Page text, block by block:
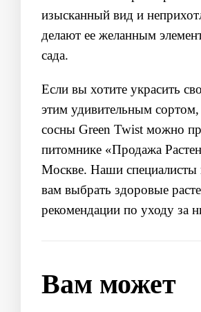
изысканный вид и
делают ее желанным
сада.
Если вы хотите украсить
этим удивительным
сосны Green Twist можно
питомнике «Продажа
Москве. Наши специалисты
вам выбрать здоровые
рекомендации по уходу за
Вам может